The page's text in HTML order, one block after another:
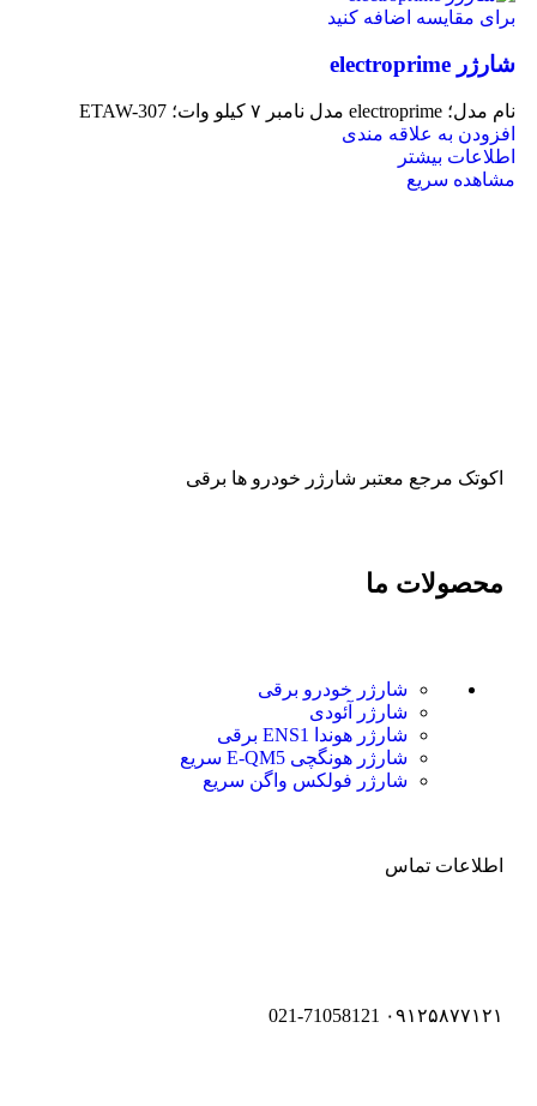
برای مقایسه اضافه کنید
شارژر electroprime
نام مدل؛ electroprime مدل نامبر ۷ کیلو وات؛ ETAW-307
افزودن به علاقه مندی
اطلاعات بیشتر
مشاهده سریع
اکوتک مرجع معتبر شارژر خودرو ها برقی
محصولات ما
شارژر خودرو برقی
شارژر آئودی
شارژر هوندا ENS1 برقی
شارژر هونگچی E-QM5 سریع
شارژر فولکس واگن سریع
اطلاعات تماس
۰۹۱۲۵۸۷۷۱۲۱ 021-71058121